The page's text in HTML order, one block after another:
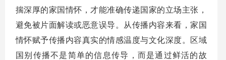
揣深厚的家国情怀，才能准确传递国家的立场主张，
避免被片面解读或恶意误导。从传播内容来看，家国
情怀赋予传播内容真实的情感温度与文化深度。区域
国别传播不是简单的信息传导，而是通过鲜活的故